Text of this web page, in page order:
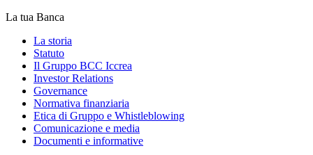
La tua Banca
La storia
Statuto
Il Gruppo BCC Iccrea
Investor Relations
Governance
Normativa finanziaria
Etica di Gruppo e Whistleblowing
Comunicazione e media
Documenti e informative